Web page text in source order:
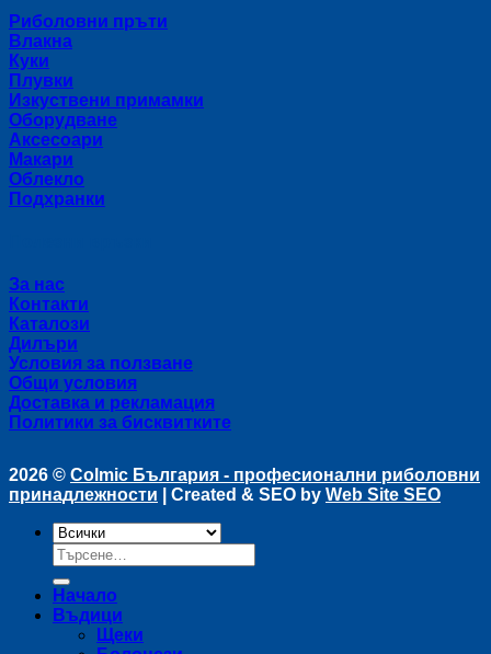
Риболовни пръти
Влакна
Куки
Плувки
Изкуствени примамки
Оборудване
Аксесоари
Макари
Облекло
Подхранки
За нас
Контакти
Каталози
Дилъри
Условия за ползване
Общи условия
Доставка и рекламация
Политики за бисквитките
2026 © Colmic България - професионални риболовни
принадлежности | Created & SEO by Web Site SEO
Търсене
за:
Начало
Въдици
Щеки